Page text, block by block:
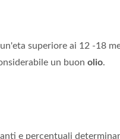
superiore ai 12 -18
un buon olio.
e percentuali